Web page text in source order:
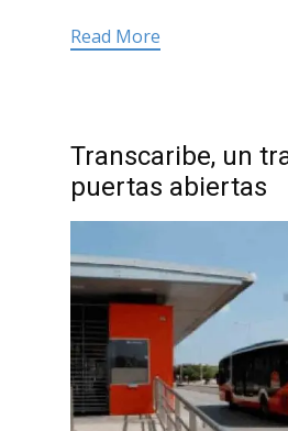
Read More
Transcaribe, un
puertas abiertas